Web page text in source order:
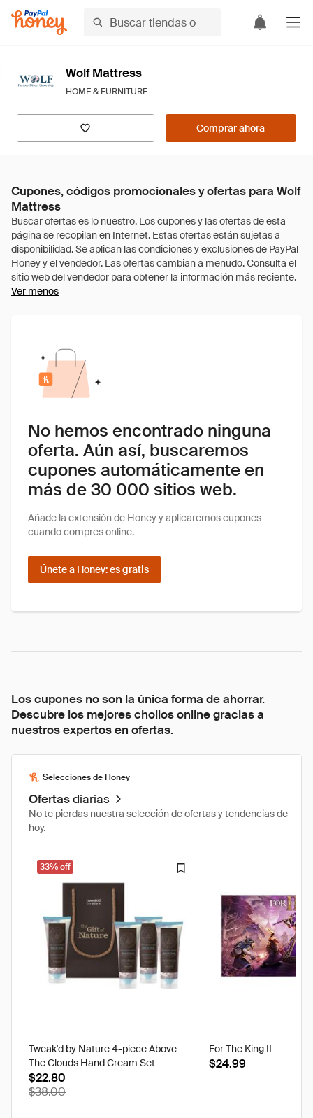
Wolf Mattress
HOME & FURNITURE
Comprar ahora
Cupones, códigos promocionales y ofertas para Wolf
Mattress
Ver menos
No hemos encontrado ninguna
oferta. Aún así, buscaremos
cupones automáticamente en
más de 30 000 sitios web.
Añade la extensión de Honey y aplicaremos cupones
cuando compres online.
Únete a Honey: es gratis
Los cupones no son la única forma de ahorrar.
Descubre los mejores chollos online gracias a
nuestros expertos en ofertas.
Selecciones de Honey
Ofertasdiarias
No te pierdas nuestra selección de ofertas y tendencias de
hoy.
33% off
Tweak'd by Nature 4-piece Above
The Clouds Hand Cream Set
$22.80
$38.00
For The King II
$24.99